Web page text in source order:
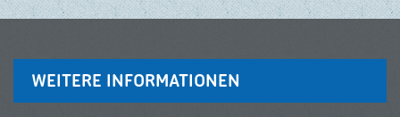
WEITERE INFORMATIONEN